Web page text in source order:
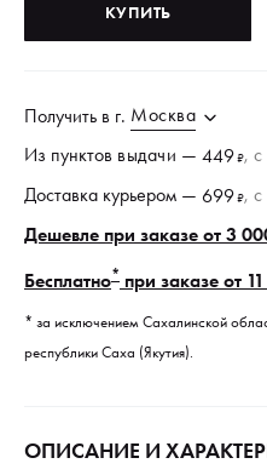
КУПИТЬ
Получить в г. Москва
Из пунктов выдачи —449₽, c
Доставка курьером —699₽, c
Дешевле при заказе от 3
Бесплатно* при заказе от
* за исключением Сахалинской
республики Саха (Якутия).
ОПИСАНИЕ И